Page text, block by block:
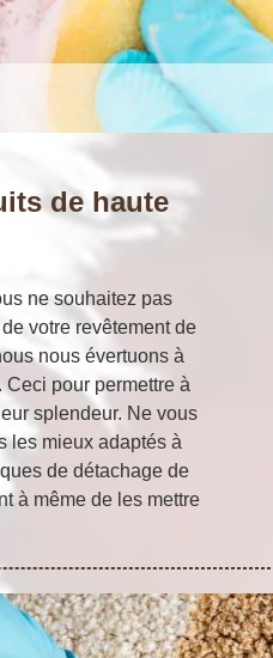
de haute
ne souhaitez pas
votre revêtement de
nous évertuons à
pour permettre à
splendeur. Ne vous
les mieux adaptés à
de détachage de
à même de les mettre